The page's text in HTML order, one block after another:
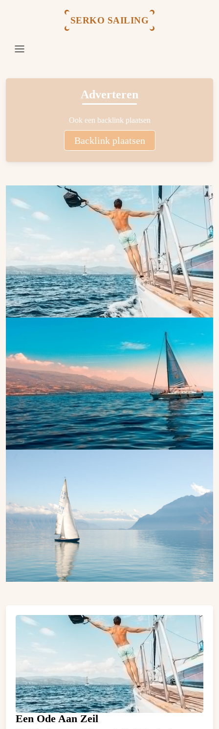
SERKO SAILING
Adverteren
Ook een backlink plaatsen
Backlink plaatsen
Een Ode Aan Zeil